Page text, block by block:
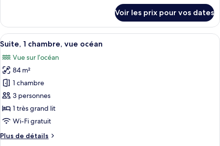
le
type
de
Suite,
chambre
Voir les prix pour vos dates
Afficher
toutes
les
photos
pour
ce
type
de
chambre :
Suite,
Un salon moderne avec un canapé,
15
Suite, 1 chambre, vue océan
Vue sur l’océan
84 m²
1 chambre
3 personnes
1 très grand lit
Wi-Fi gratuit
Plus de détails
Plus